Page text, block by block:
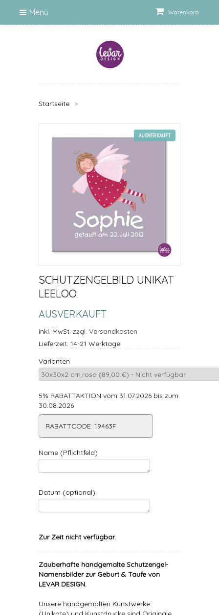
Warenkorb:
Menü
Startseite >
AUSVERKAUFT
SCHUTZENGELBILD UNIKAT
LEELOO
AUSVERKAUFT
inkl. MwSt. zzgl. Versandkosten
Lieferzeit: 14-21 Werktage
Varianten
5% RABATTAKTION vom 31.07.2026 bis zum
30.08.2026
RABATTCODE: 19463F
Name (Pflichtfeld)
Datum (optional)
Zur Zeit nicht verfügbar.
Zauberhafte handgemalte Schutzengel-
Namensbilder zur Geburt & Taufe von
LEVAR DESIGN.
Unsere handgemalten Kunstwerke